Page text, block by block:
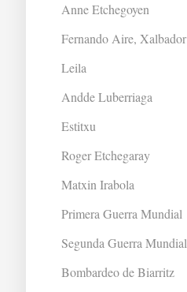
Anne Etchegoyen
Fernando Aire, Xalbador
Leila
Andde Luberriaga
Estitxu
Roger Etchegaray
Matxin Irabola
Primera Guerra Mundial
Segunda Guerra Mundial
Bombardeo de Biarritz